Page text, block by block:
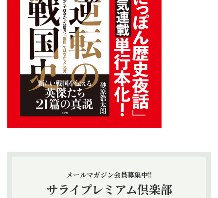
メールマガジン会員募集中!!
サライプレミアム倶楽部